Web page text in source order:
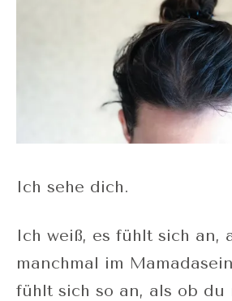
Ich sehe dich.
Ich weiß, es fühlt sich an,
manchmal im
fühlt sich so an, als ob du